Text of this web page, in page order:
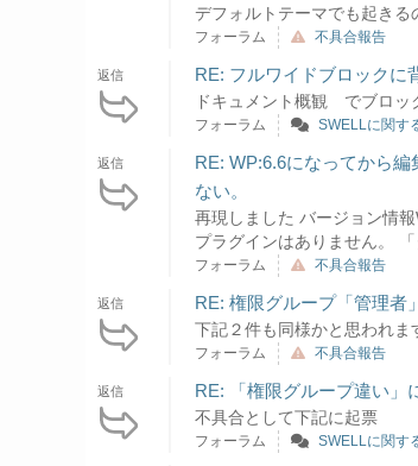
デフォルトテーマでも起きる
フォーラム 不具合報告
返信 RE: フルワイドブロックに
ドキュメント概観 でブロッ
フォーラム SWELLに関す
返信
RE: WP:6.6になってから
ない。
再現しました バージョン情
プラグインはありません。
フォーラム 不具合報告
返信 RE: 権限グループ「管理者
下記２件も同様かと思われ
フォーラム 不具合報告
返信 RE: 「権限グループ違い」
不具合として下記に起票
フォーラム SWELLに関す